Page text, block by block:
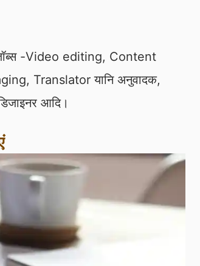
जॉब्स -Video editing, Content
Translator यानि अनुवादक,
आदि।